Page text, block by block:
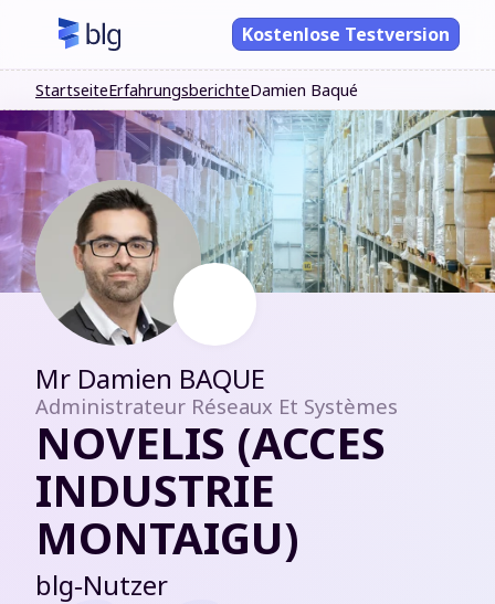
Kostenlose Testversion
StartseiteErfahrungsberichteDamien Baqué
Mr Damien BAQUE
Administrateur Réseaux Et Systèmes
NOVELIS (ACCES
INDUSTRIE
MONTAIGU)
blg‑Nutzer